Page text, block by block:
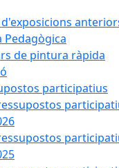
d'exposicions
Pedagògica
de pintura ràpida
participatius